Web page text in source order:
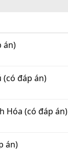
án)
(có đáp án)
Hóa (có đáp án)
án)